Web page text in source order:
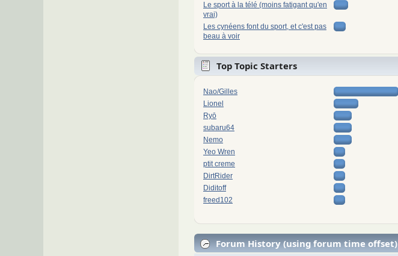
Le sport à la télé (moins fatigant qu'en
vrai)
Les cynéens font du sport, et c'est pas
beau à voir
Top Topic Starters
Nao/Gilles
Lionel
Ryō
subaru64
Nemo
Yeo Wren
ptit creme
DirtRider
Diditoff
freed102
Forum History (using forum time offset)